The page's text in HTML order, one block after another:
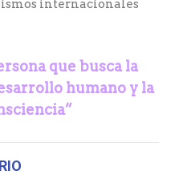
internacionales
que busca la
humano y la